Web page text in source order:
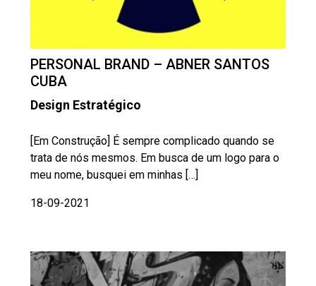
PERSONAL BRAND – ABNER SANTOS
CUBA
Design Estratégico
[Em Construção] É sempre complicado quando se
trata de nós mesmos. Em busca de um logo para o
meu nome, busquei em minhas […]
18-09-2021